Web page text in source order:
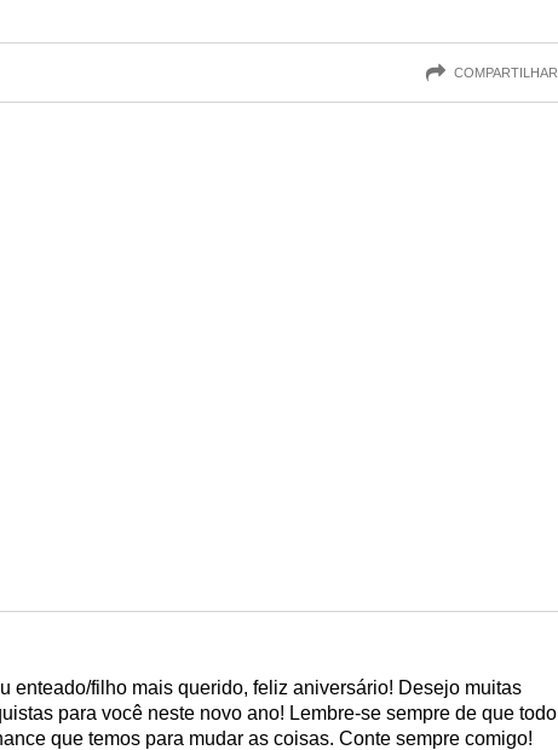
COMPARTILHAR
enteado/filho mais querido, feliz aniversário! Desejo muitas
para você neste novo ano! Lembre-se sempre de que todo
que temos para mudar as coisas. Conte sempre comigo!